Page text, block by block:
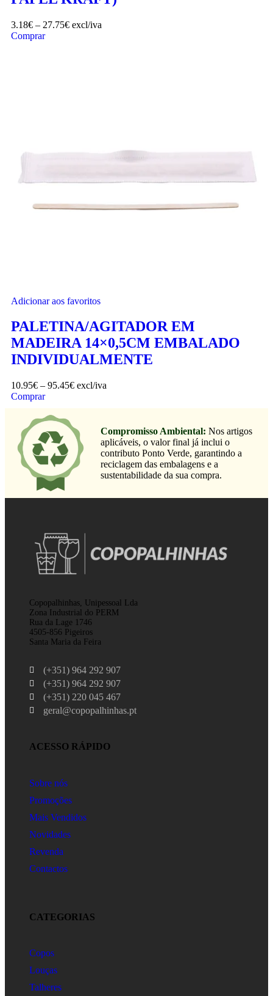
3.18€ – 27.75€ excl/iva
Comprar
Adicionar aos favoritos
PALETINA/AGITADOR EM
MADEIRA 14×0,5CM EMBALADO
INDIVIDUALMENTE
10.95€ – 95.45€ excl/iva
Comprar
Compromisso Ambiental: Nos artigos
aplicáveis, o valor final já inclui o
contributo Ponto Verde, garantindo a
reciclagem das embalagens e a
sustentabilidade da sua compra.
Copopalhinhas, Unipessoal Lda
Zona Industrial do PERM
Rua da Lage 1746
4505-856 Pigeiros
Santa Maria da Feira
(+351) 964 292 907
(+351) 964 292 907
(+351) 220 045 467
geral@copopalhinhas.pt
ACESSO RÁPIDO
Sobre nós
Promoções
Mais Vendidos
Novidades
Revenda
Contactos
CATEGORIAS
Copos
Louças
Talheres